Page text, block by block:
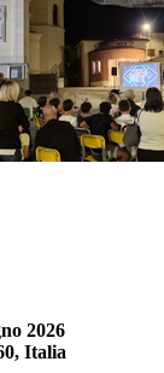
2026
Italia